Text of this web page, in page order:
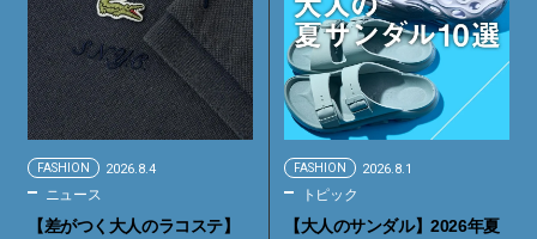
FASHION 2026.8.4
ニュース
【差がつく大人のラコステ】
FASHION 2026.8.1
トピック
【大人のサンダル】2026年夏